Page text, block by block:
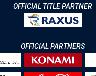
OFFICIAL TITLE PARTNER
OFFICIAL PARTNERS